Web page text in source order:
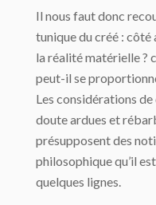
Il nous faut donc
tunique du créé :
la réalité matérielle ?
peut-il se
Les considérations
doute ardues et
présupposent des
philosophique qu’il
quelques lignes.